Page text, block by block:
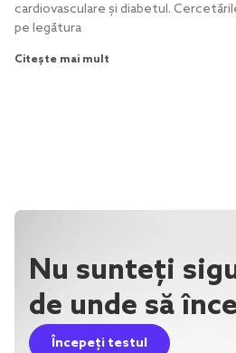
cardiovasculare și diabetul.
pe legătura
Citește mai mult
Nu sunteți
de unde să
Începeți testul